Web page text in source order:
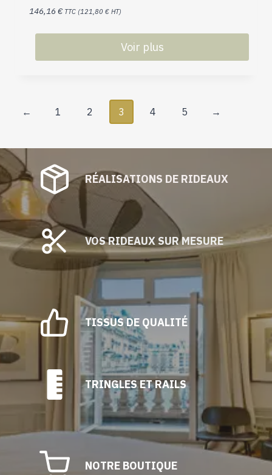
146,16 € TTC (121,80 € HT)
Voir plus
← 1 2 3 4 5 →
RÉALISATIONS DE RIDEAUX
VOS RIDEAUX SUR MESURE
TISSUS DE QUALITÉ
TRINGLES ET RAILS
NOTRE BOUTIQUE